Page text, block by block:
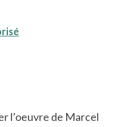
l’oeuvre de Marcel